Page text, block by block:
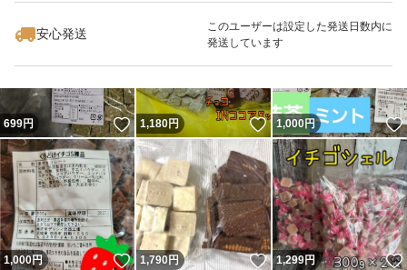
安心発送
このユーザーは設定した発送日数内に
発送しています
699円 いいね！
1,180円 いいね！
1,000円
1,000円 いいね！
1,790円 いいね！
1,299円